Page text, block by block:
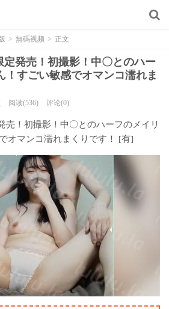
> 無碼视频 > 正文
定発売！初撮影！中〇とのハー
！すごい敏感でオマンコ濡れま
阅读(536) 评论(0)
売！初撮影！中〇とのハーフのメイリ
オマンコ濡れまくりです！ [有]